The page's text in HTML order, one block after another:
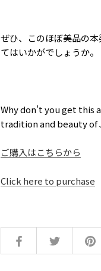
ぜひ、このほぼ美品の
てはいかがでしょうか。
Why don't you get this
tradition and beauty of
ご購入はこちらから
Click here to purchase